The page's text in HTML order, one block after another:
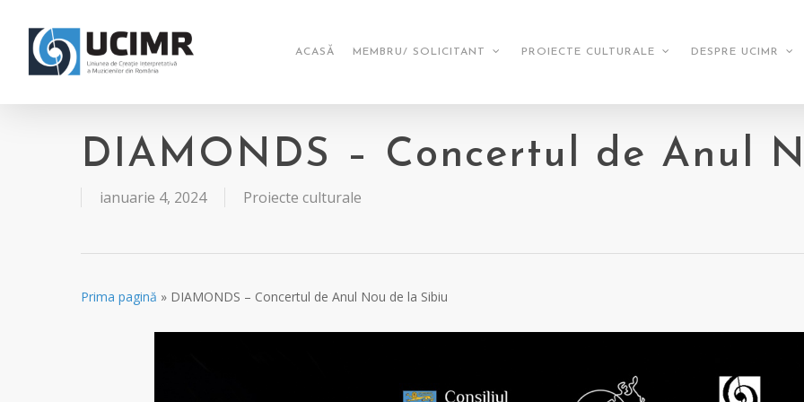
content
ACASĂ MEMBRU/ SOLICITANT PROIECTE CULTURALE DESPRE UCIMR
DIAMONDS – Concertul de Anul
ianuarie 4, 2024 Proiecte culturale
Prima pagină » DIAMONDS – Concertul de Anul Nou de la Sibiu